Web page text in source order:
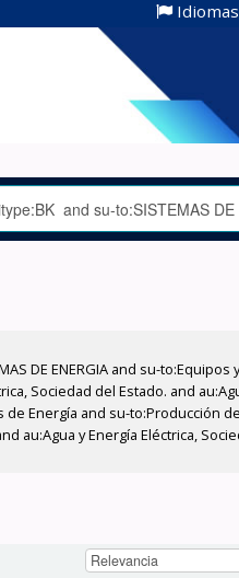
Idiomas
DE ENERGIA and su-to:Equipos
Sociedad del Estado. and
Energía and su-to:Producción
au:Agua y Energía Eléctrica,